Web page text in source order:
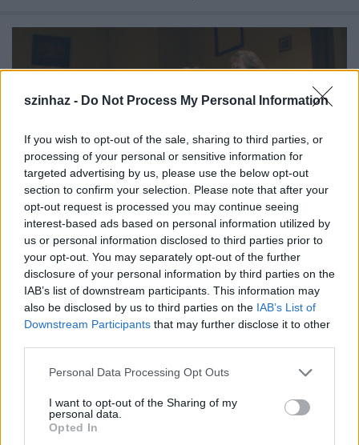
szinhaz - Do Not Process My Personal Information
If you wish to opt-out of the sale, sharing to third parties, or
processing of your personal or sensitive information for
targeted advertising by us, please use the below opt-out
section to confirm your selection. Please note that after your
opt-out request is processed you may continue seeing
interest-based ads based on personal information utilized by
us or personal information disclosed to third parties prior to
your opt-out. You may separately opt-out of the further
disclosure of your personal information by third parties on the
IAB’s list of downstream participants. This information may
also be disclosed by us to third parties on the IAB’s List of
Downstream Participants that may further disclose it to other
Please note that this website/app uses one or more Google
not limited to your visit or usage behaviour. You may click to
grant or deny consent to Google and its third-party tags to
use your data for below specified purposes in below Google
Personal Data Processing Opt Outs
I want to opt-out of the Sharing of my
personal data.
Opted In
Veszprémi vendégjátékok Tihanyban
és Pápán
szinhazhu•2014. augusztus 16.
Augusztus 21-én Tihanyban, 23-án pedig Pápán
vendégszerepel a Veszprémi Petőfi Színház.